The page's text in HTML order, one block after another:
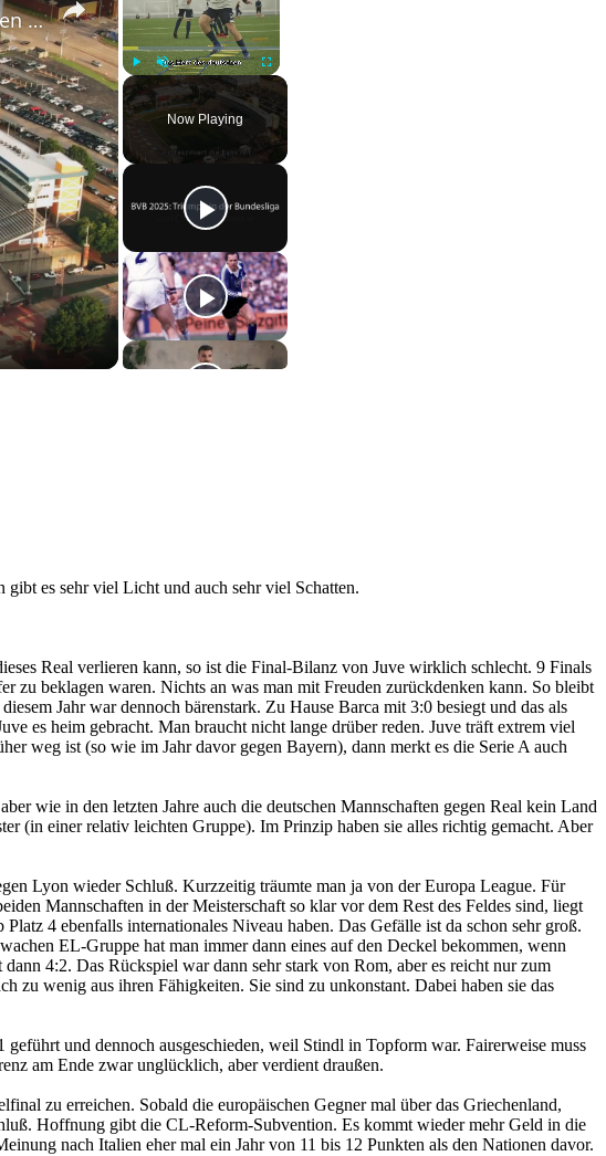
Unmute Fullscreen
Now Playing
Bundesliga Highlights: Spannung pur in der deutschen Fußballliga
es sehr viel Licht und auch sehr viel Schatten.
Real verlieren kann, so ist die Final-Bilanz von Juve wirklich schlecht. 9 Finals
zu beklagen waren. Nichts an was man mit Freuden zurückdenken kann. So bleibt
Jahr war dennoch bärenstark. Zu Hause Barca mit 3:0 besiegt und das als
es heim gebracht. Man braucht nicht lange drüber reden. Juve träft extrem viel
weg ist (so wie im Jahr davor gegen Bayern), dann merkt es die Serie A auch
wie in den letzten Jahre auch die deutschen Mannschaften gegen Real kein Land
(in einer relativ leichten Gruppe). Im Prinzip haben sie alles richtig gemacht. Aber
Lyon wieder Schluß. Kurzzeitig träumte man ja von der Europa League. Für
Mannschaften in der Meisterschaft so klar vor dem Rest des Feldes sind, liegt
4 ebenfalls internationales Niveau haben. Das Gefälle ist da schon sehr groß.
EL-Gruppe hat man immer dann eines auf den Deckel bekommen, wenn
4:2. Das Rückspiel war dann sehr stark von Rom, aber es reicht nur zum
zu wenig aus ihren Fähigkeiten. Sie sind zu unkonstant. Dabei haben sie das
und dennoch ausgeschieden, weil Stindl in Topform war. Fairerweise muss
am Ende zwar unglücklich, aber verdient draußen.
zu erreichen. Sobald die europäischen Gegner mal über das Griechenland,
Hoffnung gibt die CL-Reform-Subvention. Es kommt wieder mehr Geld in die
nach Italien eher mal ein Jahr von 11 bis 12 Punkten als den Nationen davor.